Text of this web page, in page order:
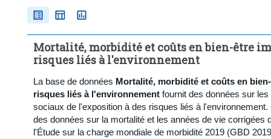
Supprimer tout
Mortalité, morbidité et coûts en bien-être
risques liés à l'environnement
La base de données Mortalité, morbidité et coûts en
risques liés à l'environnement fournit des données sur
sociaux de l'exposition à des risques liés à
des données sur la mortalité et les années de vie corrigées
l'Étude sur la charge mondiale de morbidité 2019 (GBD